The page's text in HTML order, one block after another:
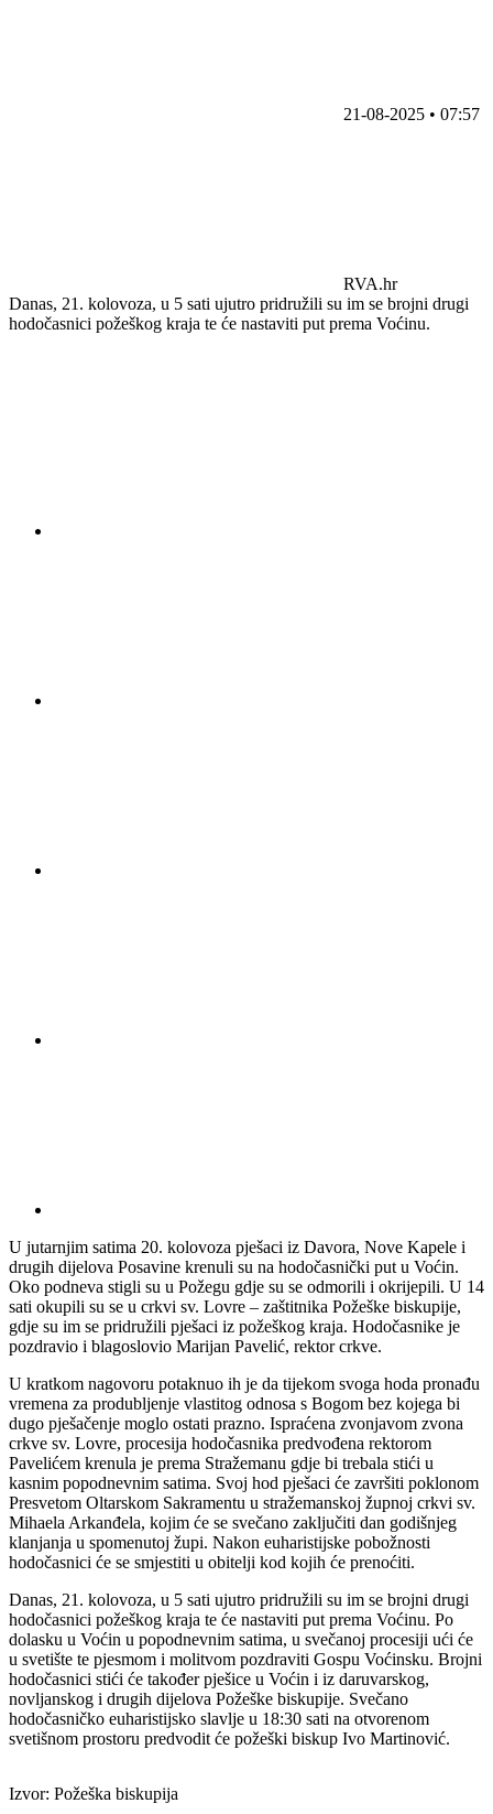
21-08-2025 • 07:57
RVA.hr
Danas, 21. kolovoza, u 5 sati ujutro pridružili su im se brojni drugi
hodočasnici požeškog kraja te će nastaviti put prema Voćinu.
U jutarnjim satima 20. kolovoza pješaci iz Davora, Nove Kapele i
drugih dijelova Posavine krenuli su na hodočasnički put u Voćin.
Oko podneva stigli su u Požegu gdje su se odmorili i okrijepili. U 14
sati okupili su se u crkvi sv. Lovre – zaštitnika Požeške biskupije,
gdje su im se pridružili pješaci iz požeškog kraja. Hodočasnike je
pozdravio i blagoslovio Marijan Pavelić, rektor crkve.
U kratkom nagovoru potaknuo ih je da tijekom svoga hoda pronađu
vremena za produbljenje vlastitog odnosa s Bogom bez kojega bi
dugo pješačenje moglo ostati prazno. Ispraćena zvonjavom zvona
crkve sv. Lovre, procesija hodočasnika predvođena rektorom
Pavelićem krenula je prema Stražemanu gdje bi trebala stići u
kasnim popodnevnim satima. Svoj hod pješaci će završiti poklonom
Presvetom Oltarskom Sakramentu u stražemanskoj župnoj crkvi sv.
Mihaela Arkanđela, kojim će se svečano zaključiti dan godišnjeg
klanjanja u spomenutoj župi. Nakon euharistijske pobožnosti
hodočasnici će se smjestiti u obitelji kod kojih će prenoćiti.
Danas, 21. kolovoza, u 5 sati ujutro pridružili su im se brojni drugi
hodočasnici požeškog kraja te će nastaviti put prema Voćinu. Po
dolasku u Voćin u popodnevnim satima, u svečanoj procesiji ući će
u svetište te pjesmom i molitvom pozdraviti Gospu Voćinsku. Brojni
hodočasnici stići će također pješice u Voćin i iz daruvarskog,
novljanskog i drugih dijelova Požeške biskupije. Svečano
hodočasničko euharistijsko slavlje u 18:30 sati na otvorenom
svetišnom prostoru predvodit će požeški biskup Ivo Martinović.
Izvor: Požeška biskupija